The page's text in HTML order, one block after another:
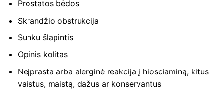
Prostatos bėdos
Skrandžio obstrukcija
Sunku šlapintis
Opinis kolitas
Neįprasta arba alerginė reakcija į hiosciaminą, kitus
vaistus, maistą, dažus ar konservantus